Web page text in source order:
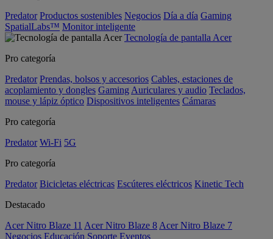
Predator Productos sostenibles Negocios Día a día Gaming
SpatialLabs™ Monitor inteligente
Tecnología de pantalla Acer
Pro categoría
Predator Prendas, bolsos y accesorios Cables, estaciones de
acoplamiento y dongles Gaming Auriculares y audio Teclados,
mouse y lápiz óptico Dispositivos inteligentes Cámaras
Pro categoría
Predator Wi-Fi 5G
Pro categoría
Predator Bicicletas eléctricas Escúteres eléctricos Kinetic Tech
Destacado
Acer Nitro Blaze 11 Acer Nitro Blaze 8 Acer Nitro Blaze 7
Negocios Educación Soporte Eventos